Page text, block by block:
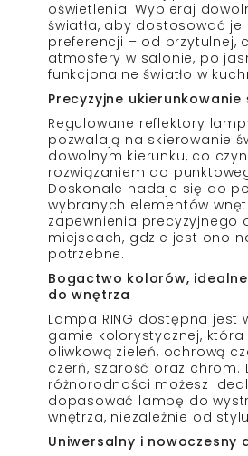
oświetlenia. Wybieraj
światła, aby dostosować je
preferencji – od przytulnej,
atmosfery w salonie, po
funkcjonalne światło w
Precyzyjne ukierunkowanie
Regulowane reflektory
pozwalają na skierowanie
dowolnym kierunku, co
rozwiązaniem do
Doskonale nadaje się do
wybranych elementów
zapewnienia precyzyjnego
miejscach, gdzie jest ono
potrzebne.
Bogactwo kolorów,
do wnętrza
Lampa RING dostępna jest
gamie kolorystycznej, która
oliwkową zieleń, ochrową
czerń, szarość oraz chrom.
różnorodności możesz
dopasować lampę do
wnętrza, niezależnie od
Uniwersalny i nowoczesny